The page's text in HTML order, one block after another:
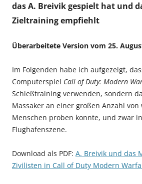
das A. Breivik gespielt hat und
Zieltraining empfiehlt
Überarbeitete Version vom 25.
Im Folgenden habe ich aufgezeigt,
Computerspiel Call of Duty: Modern
Schießtraining verwenden, sondern
Massaker an einer großen Anzahl von
Menschen proben konnte, und zwar
Flughafenszene.
Download als PDF: A. Breivik und das
Zivilisten in Call of Duty Modern